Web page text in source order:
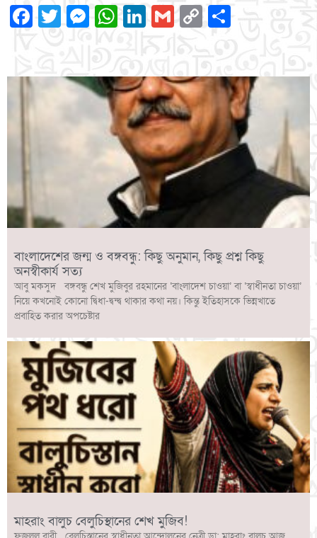
Facebook
Twitter
Messenger
WhatsApp
LinkedIn
Gmail
Copy
Link
Share
বাংলাদেশের জন্ম ও বঙ্গবন্ধু: কিছু অনুমান, কিছু প্রশ্ন কিছু
অনস্বীকার্য সত্য
আবু মকসুদ বঙ্গবন্ধু শেখ মুজিবুর রহমানের ‘বাংলাদেশ চাওয়া’ বা ‘স্বাধীনতা চাওয়া’
নিয়ে কখনোই কোনো দ্বিধা-দ্বন্দ্ব থাকার কথা নয়। কিন্তু ইতিহাসকে ভিন্নখাতে
প্রবাহিত করার অপচেষ্টার
মাহরাং বালুচ বেলুচিস্থানের শেখ মুজিব!